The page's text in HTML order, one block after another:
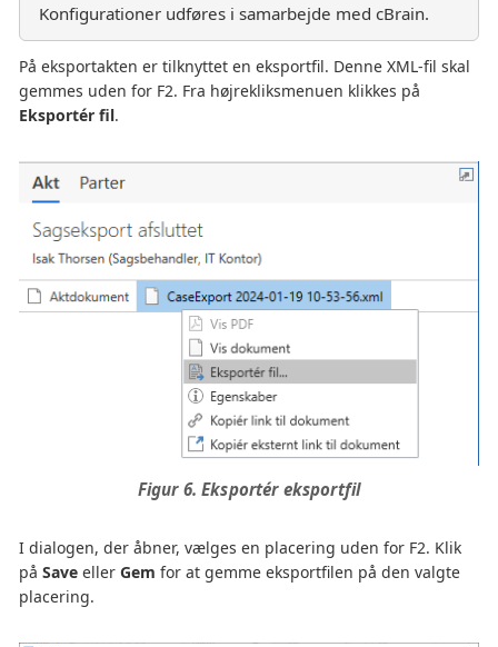
Konfigurationer udføres i samarbejde med cBrain.
På eksportakten er tilknyttet en eksportfil. Denne XML-fil skal
gemmes uden for F2. Fra højrekliksmenuen klikkes på
Eksportér fil.
Figur 6. Eksportér eksportfil
I dialogen, der åbner, vælges en placering uden for F2. Klik
på Save eller Gem for at gemme eksportfilen på den valgte
placering.